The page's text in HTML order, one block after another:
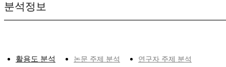
분석정보
활용도 분석 논문 주제 분석 연구자 주제 분석